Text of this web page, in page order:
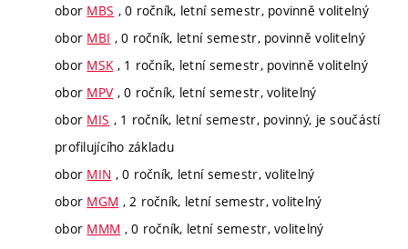
obor MBS , 0 ročník, letní semestr, povinně volitelný
obor MBI , 0 ročník, letní semestr, povinně volitelný
obor MSK , 1 ročník, letní semestr, povinně volitelný
obor MPV , 0 ročník, letní semestr, volitelný
obor MIS , 1 ročník, letní semestr, povinný, je součástí
profilujícího základu
obor MIN , 0 ročník, letní semestr, volitelný
obor MGM , 2 ročník, letní semestr, volitelný
obor MMM , 0 ročník, letní semestr, volitelný